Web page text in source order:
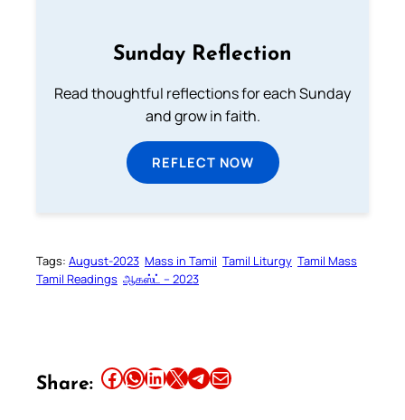
Sunday Reflection
Read thoughtful reflections for each Sunday
and grow in faith.
REFLECT NOW
Tags: August-2023 Mass in Tamil Tamil Liturgy Tamil Mass
Tamil Readings ஆகஸ்ட் – 2023
Share: Share this article on Facebook Share this article on WhatsApp Share this article on LinkedIn Share this article on X Share this article on TelegramEmail this Article